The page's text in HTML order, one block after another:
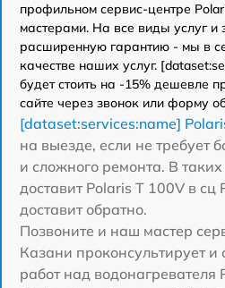
профильном сервис-центре
мастерами. На все виды услуг и
расширенную гарантию - мы в
качестве наших услуг.
будет стоить на -15% дешевле
сайте через звонок или форму
[dataset:services:name]
на выезде, если не требует
и сложного ремонта. В
доставит Polaris T 100V в сц
доставит обратно.
Позвоните и наш мастер
Казани проконсультирует и
работ над водонагревателя